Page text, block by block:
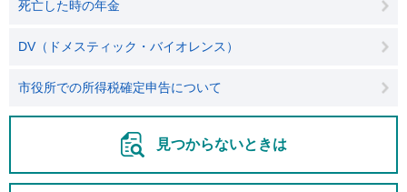
死亡した時の年金
DV（ドメスティック・バイオレンス）
市役所での所得税確定申告について
見つからないときは